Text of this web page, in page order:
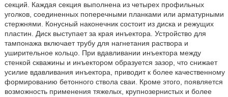
секций. Каждая секция выполнена из четырех профильных
уголков, соединенных поперечными планками или арматурными
стержнями. Конусный наконечник состоит из диска и режущих
пластин. Диск выступает за края инъектора. Устройство для
тампонажа включает трубу для нагнетания раствора и
уширительное кольцо. При вдавливании инъектора между
стенкой скважины и инъектором образуется зазор, что снижает
усилие вдавливания инъектора, приводит к более качественному
формированию бетонного ствола сваи. Кроме этого, появляется
возможность применения тяжелых, крупнозернистых и более